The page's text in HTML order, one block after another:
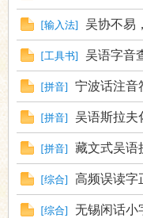
[输入法] 吴协不易
[工具书] 吴语字音
[拼音] 宁波话注音
[拼音] 吴语斯拉夫
[拼音] 藏文式吴语
[综合] 高频误读字
[综合]
无锡闲话小